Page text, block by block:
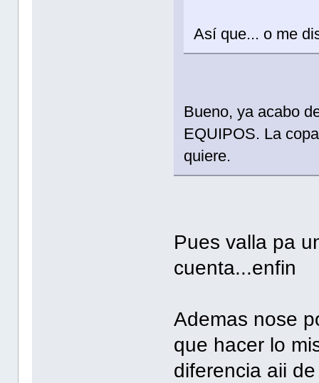
Así que... o me
Bueno, ya acabo
EQUIPOS. La
quiere.
Pues valla pa
cuenta...enfin
Ademas nose
que hacer lo
diferencia aii